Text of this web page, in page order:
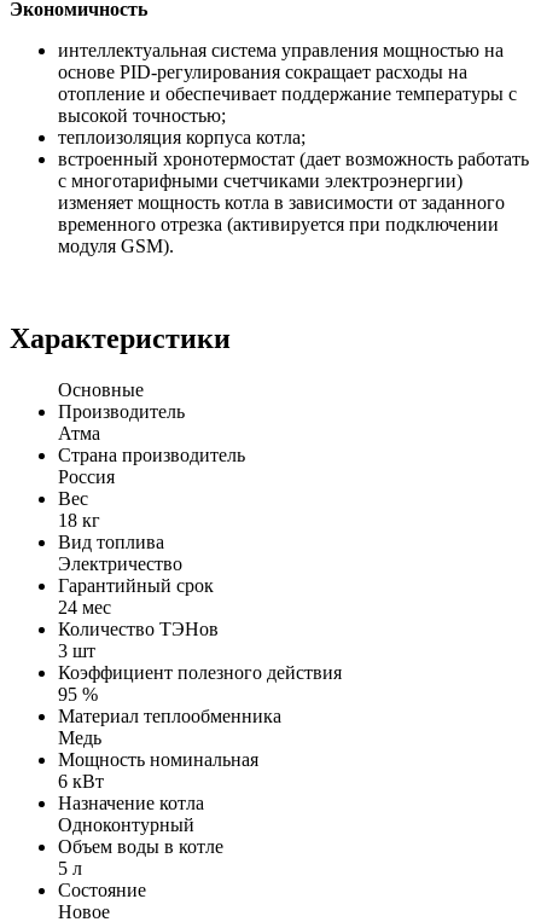
Экономичность
интеллектуальная система управления мощностью на
основе PID-регулирования сокращает расходы на
отопление и обеспечивает поддержание температуры с
высокой точностью;
теплоизоляция корпуса котла;
встроенный хронотермостат (дает возможность работать
с многотарифными счетчиками электроэнергии)
изменяет мощность котла в зависимости от заданного
временного отрезка (активируется при подключении
модуля GSM).
Характеристики
Основные
Производитель
Атма
Страна производитель
Россия
Вес
18 кг
Вид топлива
Электричество
Гарантийный срок
24 мес
Количество ТЭНов
3 шт
Коэффициент полезного действия
95 %
Материал теплообменника
Медь
Мощность номинальная
6 кВт
Назначение котла
Одноконтурный
Объем воды в котле
5 л
Состояние
Новое